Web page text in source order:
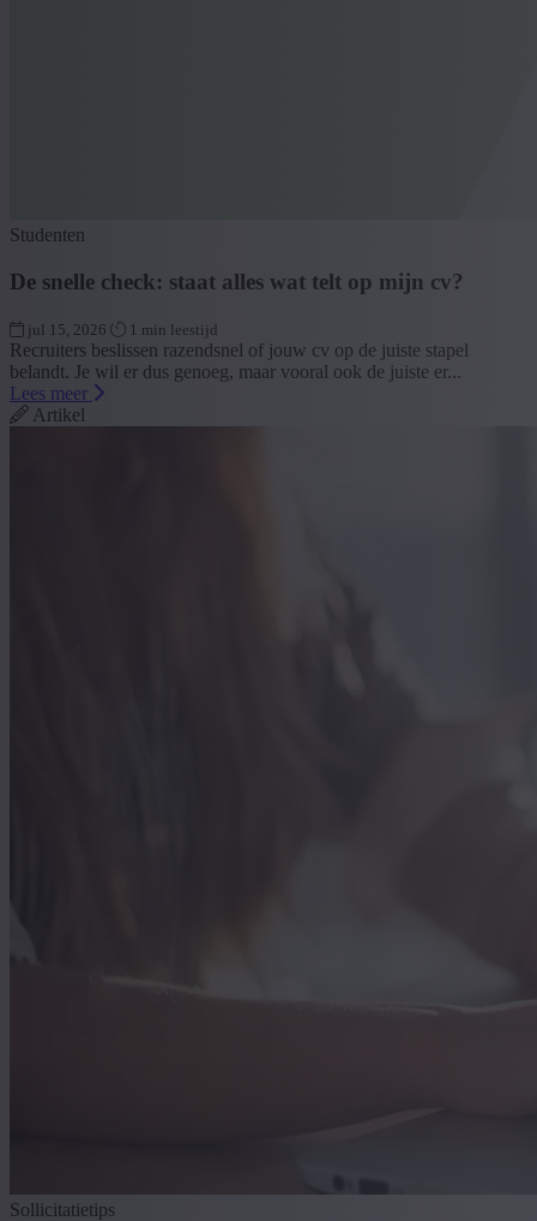
Studenten
De snelle check: staat alles wat telt op mijn cv?
jul 15, 2026 1 min leestijd
Recruiters beslissen razendsnel of jouw cv op de juiste stapel
belandt. Je wil er dus genoeg, maar vooral ook de juiste er...
Lees meer
Artikel
Sollicitatietips